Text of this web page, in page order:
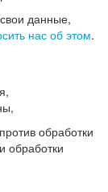
данные,
нас об этом.
обработки
обработки